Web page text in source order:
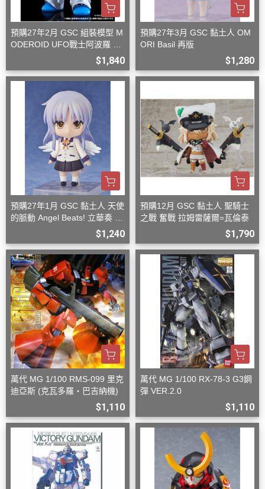
預購27年2月 GSC 組裝模型 M
ODEROID UFO戰士阿波羅 大
$1,840
預購27年3月 GSC 黏土人 OM
ORI Basil 再版
$1,280
預購27年1月 GSC 黏土人 天使
的脈動 Angel Beats! 立華奏 再
$1,240
預購12月 GSC 黏土人 聖騎士
之戰 奮戰 拉姆雷薩爾=瓦倫泰
$1,790
萬代 MG 1/100 RMS-099 里克
迪亞斯 (克瓦多羅・巴吉納機)
$1,110
萬代 MG 1/100 RX-78-3 G3鋼
彈 VER.2.0
$1,110